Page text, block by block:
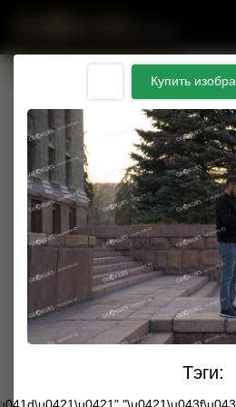
Купим ваши фото с Trimble
Купить
Тэги:
Публичная
Введите сумму